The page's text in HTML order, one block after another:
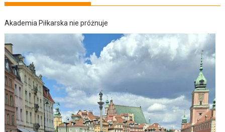
Akademia Piłkarska nie próżnuje